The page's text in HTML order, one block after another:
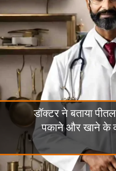
डॉक्टर ने बताया
पकाने और खाने के